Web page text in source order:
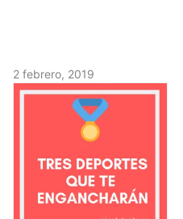
2 febrero, 2019